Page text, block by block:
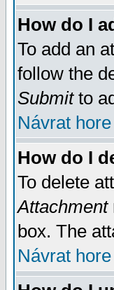
How do I
To add an
follow the
Submitto
Návrat hore
How do I
To delete
Attachment
box. The
Návrat hore